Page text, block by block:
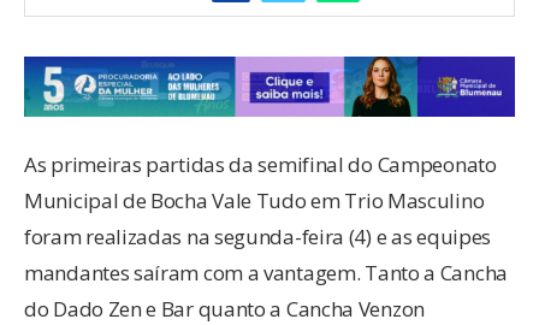
As primeiras partidas da semifinal do Campeonato
Municipal de Bocha Vale Tudo em Trio Masculino
foram realizadas na segunda-feira (4) e as equipes
mandantes saíram com a vantagem. Tanto a Cancha
do Dado Zen e Bar quanto a Cancha Venzon